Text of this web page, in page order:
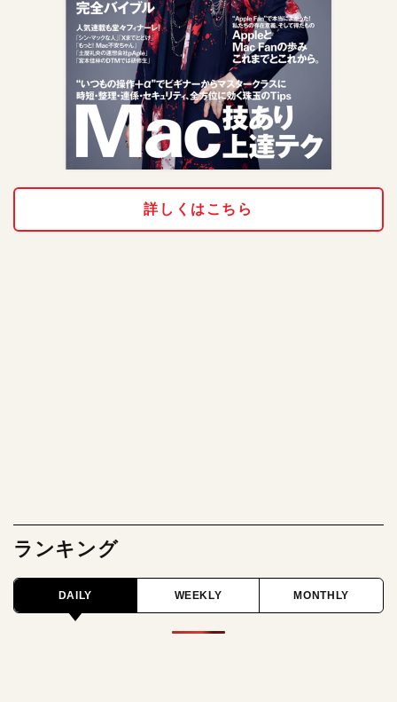
詳しくはこちら
ランキング
DAILY WEEKLY MONTHLY